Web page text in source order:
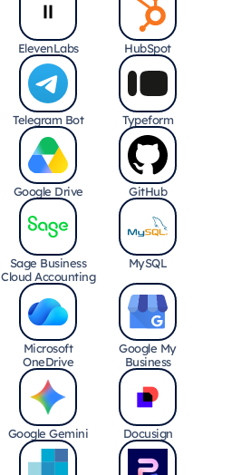
ElevenLabs HubSpot
Telegram Bot Typeform
Google Drive GitHub
Sage Business
Cloud Accounting
MySQL
Microsoft
OneDrive
Google My
Business
Google Gemini Docusign